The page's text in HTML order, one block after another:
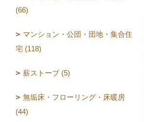
(66)
マンション・公団・団地・集合住
宅 (118)
薪ストーブ (5)
無垢床・フローリング・床暖房
(44)